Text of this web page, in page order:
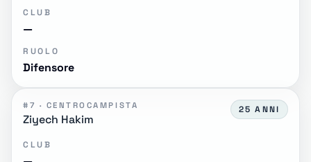
CLUB
—
RUOLO
Difensore
#7 · CENTROCAMPISTA
Ziyech Hakim
25 ANNI
CLUB